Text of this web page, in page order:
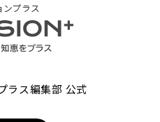
ンプラス
ラス編集部 公式